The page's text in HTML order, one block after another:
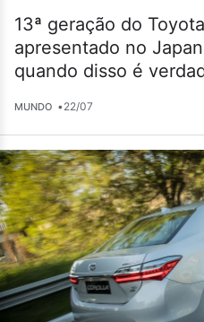
13ª geração do
apresentado no
quando disso é
MUNDO •22/07